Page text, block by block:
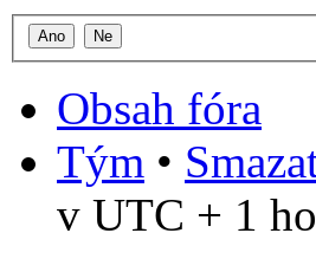
Obsah fóra
Tým •
v UTC + 1